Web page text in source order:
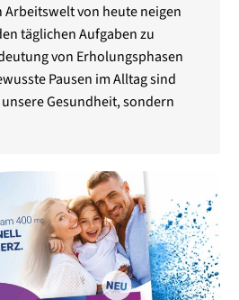
von heute neigen
täglichen Aufgaben zu
von Erholungsphasen
Pausen im Alltag sind
Gesundheit, sondern